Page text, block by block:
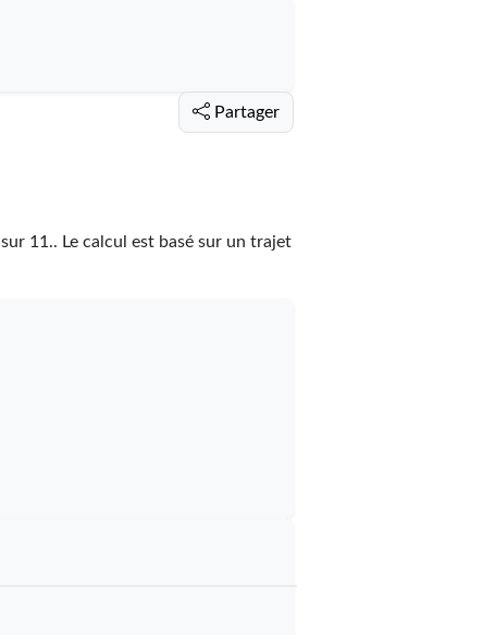
Partager
sur 11 .. Le calcul est basé sur un trajet